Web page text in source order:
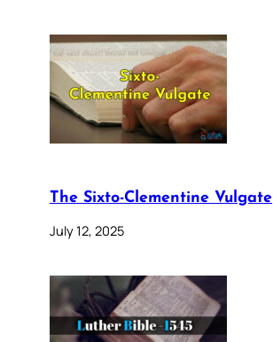
The Sixto-Clementine Vulgate
July 12, 2025